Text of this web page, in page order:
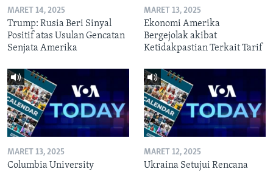
MARET 14, 2025
Trump: Rusia Beri Sinyal
Positif atas Usulan Gencatan
Senjata Amerika
MARET 13, 2025
Ekonomi Amerika
Bergejolak akibat
Ketidakpastian Terkait Tarif
MARET 13, 2025
Columbia University
MARET 12, 2025
Ukraina Setujui Rencana